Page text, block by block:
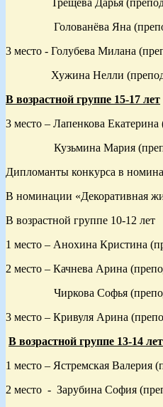
Трещёва Дарья
Голованёва Яна
3 место - Голубева Милана
Хужина Нелли
В возрастной группе 15-17 лет
3 место – Лапенкова
Кузьмина Мария
Дипломанты конкурса в
В номинации «Декоративная
В возрастной группе 10-12 лет
1 место – Анохина Кристина
2 место – Качнева Арина
Чиркова Софья
3 место – Кривуля Арина
В возрастной группе 13-14 лет
1 место – Ястремская Валерия
2 место - Зарубина София